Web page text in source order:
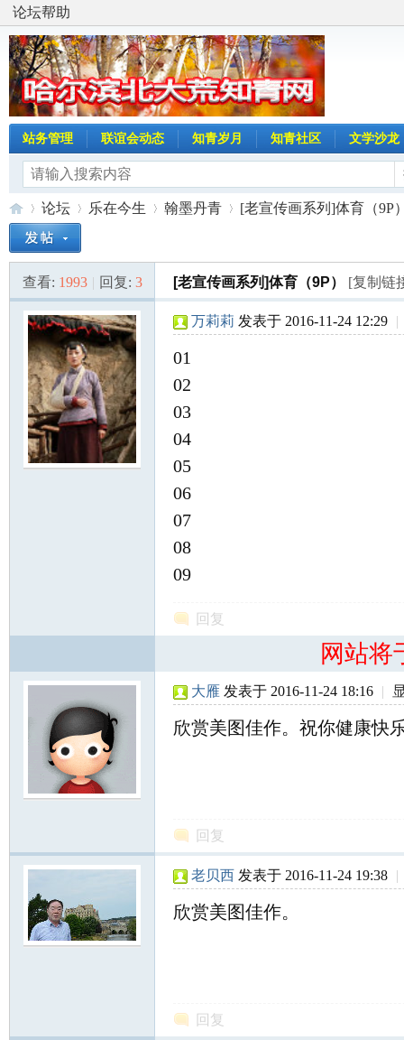
论坛帮助
站务管理 联谊会动态 知青岁月 知青社区 文学沙龙
哈»
论坛
›
乐在今生 翰墨丹青
›
[老宣传画系列]体育（9P
查看: 1993 | 回复: 3 [老宣传画系列]体育（9P） [复制链
万莉莉 发表于 2016-11-24 12:29 |
01
02
03
04
05
06
07
08
09
回复
网站将
大雁 发表于 2016-11-24 18:16 |
欣赏美图佳作。祝你健康快
回复
老贝西 发表于 2016-11-24 19:38 |
欣赏美图佳作。
回复